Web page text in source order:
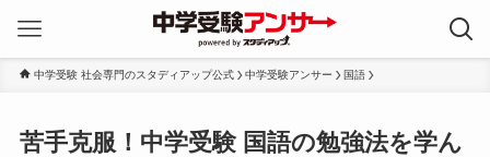
中学受験 社会専門のスタディアップ公式 中学受験アンサー 国語
苦手克服！中学受験 国語の勉強法を学ん